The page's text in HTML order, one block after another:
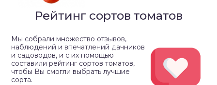
Рейтинг сортов томатов
Мы собрали множество отзывов,
наблюдений и впечатлений дачников
и садоводов, и с их помощью
составили рейтинг сортов томатов,
чтобы Вы смогли выбрать лучшие
сорта.